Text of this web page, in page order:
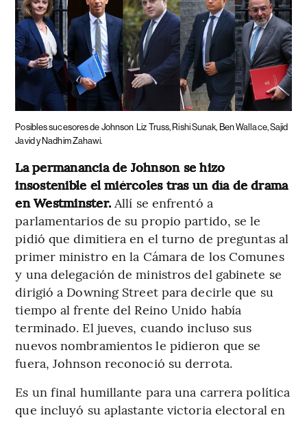
Posibles sucesores de Johnson Liz Truss, Rishi Sunak, Ben Wallace, Sajid
Javid y Nadhim Zahawi.
La permanancia de Johnson se hizo
insostenible el miércoles tras un día de drama
en Westminster. Allí se enfrentó a
parlamentarios de su propio partido, se le
pidió que dimitiera en el turno de preguntas al
primer ministro en la Cámara de los Comunes
y una delegación de ministros del gabinete se
dirigió a Downing Street para decirle que su
tiempo al frente del Reino Unido había
terminado. El jueves, cuando incluso sus
nuevos nombramientos le pidieron que se
fuera, Johnson reconoció su derrota.
Es un final humillante para una carrera política
que incluyó su aplastante victoria electoral en